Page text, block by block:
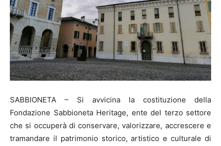
SABBIONETA – Si avvicina la costituzione della
Fondazione Sabbioneta Heritage, ente del terzo settore
che si occuperà di conservare, valorizzare, accrescere e
tramandare il patrimonio storico, artistico e culturale di